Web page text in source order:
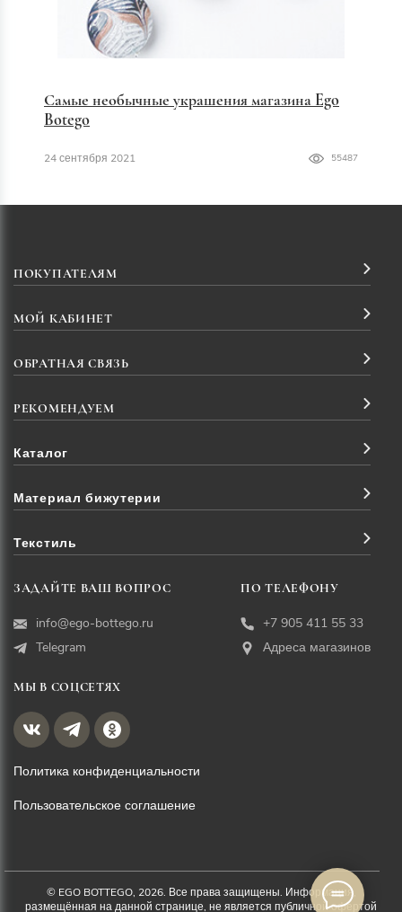
Самые необычные украшения магазина Ego
Botego
24 сентября 2021 55487
ПОКУПАТЕЛЯМ
МОЙ КАБИНЕТ
ОБРАТНАЯ СВЯЗЬ
РЕКОМЕНДУЕМ
Каталог
Материал бижутерии
Текстиль
ЗАДАЙТЕ ВАШ ВОПРОС
info@ego-bottego.ru
Telegram
ПО ТЕЛЕФОНУ
+7 905 411 55 33
Адреса магазинов
МЫ В СОЦСЕТЯХ
Политика конфиденциальности
Пользовательское соглашение
© EGO BOTTEGO, 2026. Все права защищены. Информация,
размещённая на данной странице, не является публичной офертой